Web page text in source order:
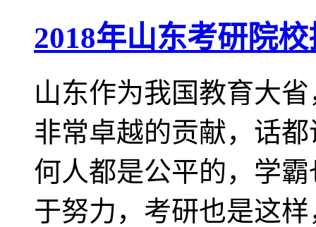
2018年山东考研院
山东作为我国教育大
非常卓越的贡献，话
何人都是公平的，学
于努力，考研也是这样